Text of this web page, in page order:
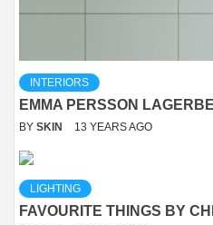
INTERIORS
EMMA PERSSON
BY SKIN 13 YEARS AGO
LIGHTING
FAVOURITE THINGS BY